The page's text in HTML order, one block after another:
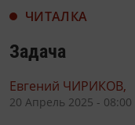
ЧИТАЛКА
Задача
Евгений ЧИРИКОВ,
20 Апрель 2025 - 08:00